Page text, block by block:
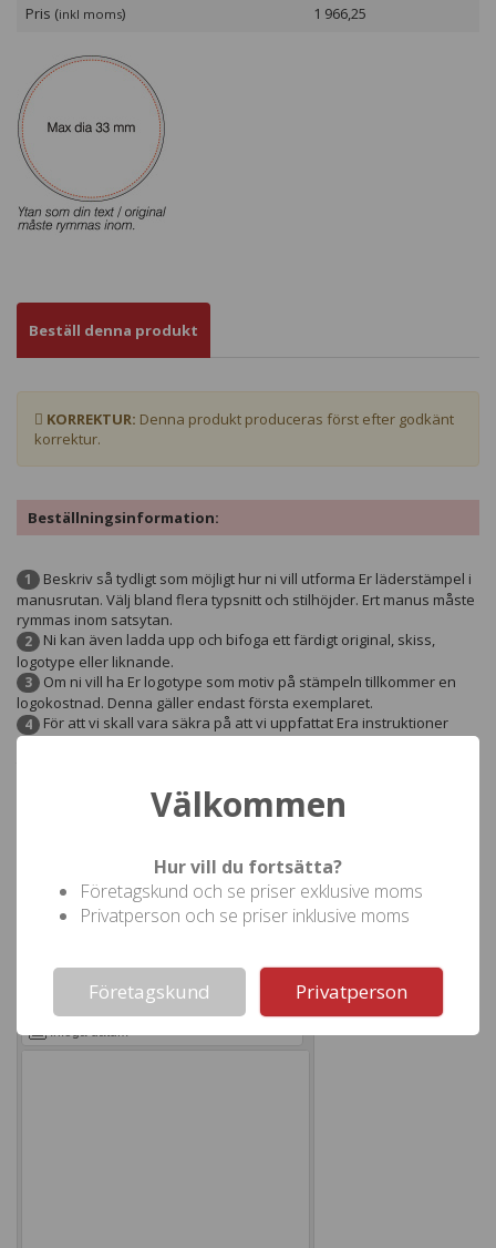
Pris (inkl moms) 1 966,25
Beställ denna produkt
KORREKTUR: Denna produkt produceras först efter godkänt
korrektur.
Beställningsinformation:
1
Beskriv så tydligt som möjligt hur ni vill utforma Er läderstämpel i
manusrutan. Välj bland flera typsnitt och stilhöjder. Ert manus måste
rymmas inom satsytan.
2
Ni kan även ladda upp och bifoga ett färdigt original, skiss,
logotype eller liknande.
3
Om ni vill ha Er logotype som motiv på stämpeln tillkommer en
logokostnad. Denna gäller endast första exemplaret.
4
För att vi skall vara säkra på att vi uppfattat Era instruktioner
korrekt så skickar vi ett korrektur till Er för godkännande innan
Skapa din egen text i manusrutan. Välj bland flera typsnitt och
storlekar. Klicka på "Skapa korrektur" när ni är klara.
Typsnitt Storlek Skapa korrektur
Välkommen
Hur vill du fortsätta?
Företagskund och se priser exklusive moms
Privatperson och se priser inklusive moms
Företagskund Privatperson